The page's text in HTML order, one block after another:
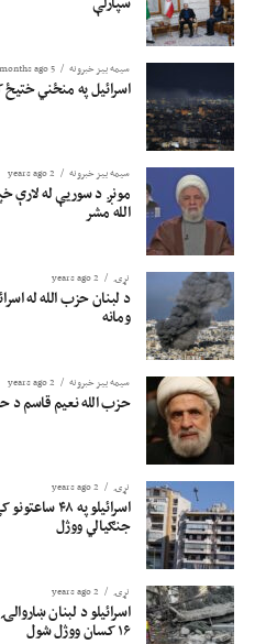
سیمه ییز خبرونه 5 months ago
اسرائیل په منځني ختیځ
سیمه ییز خبرونه 2 years ago
مونږ د سوریې له لارې
الله مشر
نړۍ 2 years ago
د لبنان حزب الله له
ومانه
سیمه ییز خبرونه 2 years ago
حزب الله نعیم قاسم د
نړۍ 2 years ago
جنګیالي ووژل
نړۍ 2 years ago
اسرائیلو د لبنان
۱۶ کسان ووژل شول